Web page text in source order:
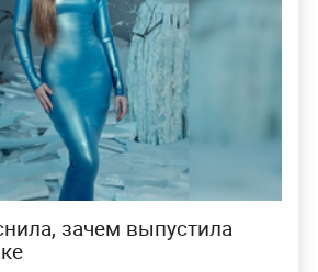
зачем выпустила